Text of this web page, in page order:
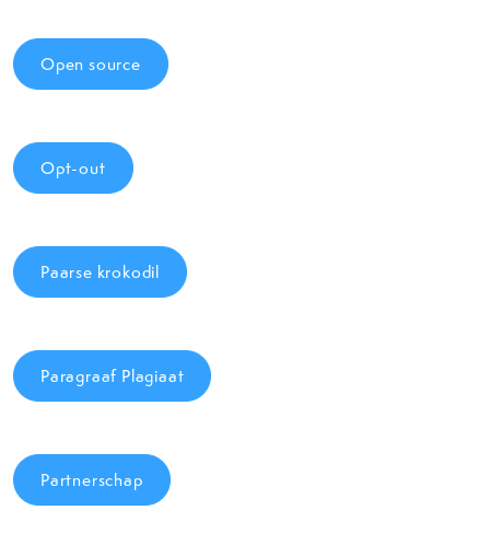
Open source
Opt-out
Paarse krokodil
Paragraaf Plagiaat
Partnerschap